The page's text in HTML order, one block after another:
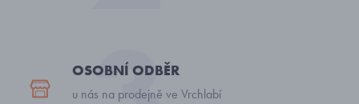
OSOBNÍ ODBĚR
u nás na prodejně ve Vrchlabí